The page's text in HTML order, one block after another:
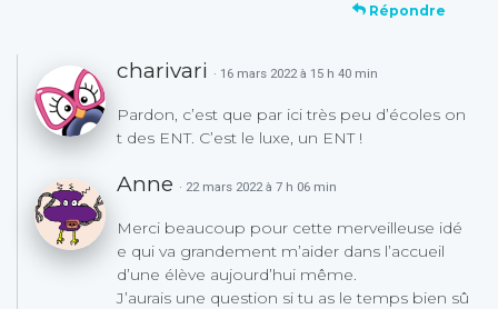
Répondre
charivari · 16 mars 2022 à 15 h 40 min
Pardon, c’est que par ici très peu d’écoles on
t des ENT. C’est le luxe, un ENT !
Anne · 22 mars 2022 à 7 h 06 min
Merci beaucoup pour cette merveilleuse idé
e qui va grandement m’aider dans l’accueil
d’une élève aujourd’hui même.
J’aurais une question si tu as le temps bien sû